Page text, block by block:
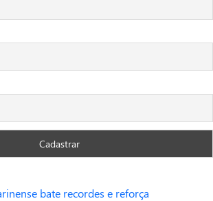
bate recordes e reforça